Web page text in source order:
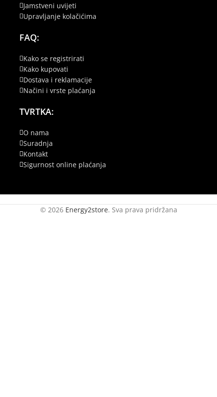
Jamstveni uvijeti
Upravljanje kolačićima
FAQ:
Kako se registrirati
Kako kupovati
Dostava i reklamacije
Načini i vrste plaćanja
TVRTKA:
O nama
Suradnja
Kontakt
Sigurnost online plaćanja
© 2026 Energy2store. Sva prava pridržana